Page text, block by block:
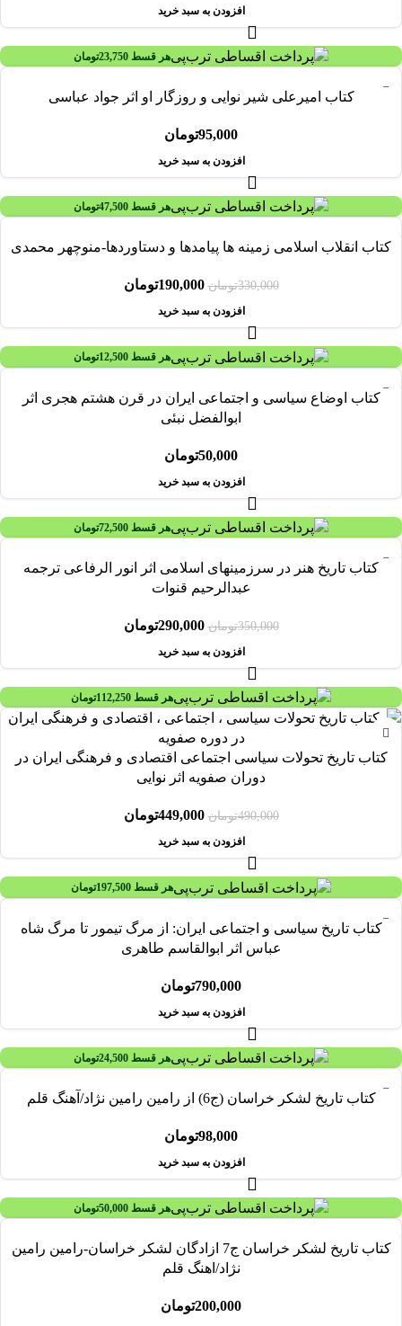
افزودن به سبد خرید
هر قسط 23,750تومان
کتاب امیرعلی شیر نوایی و روزگار او اثر جواد عباسی
95,000تومان
افزودن به سبد خرید
هر قسط 47,500تومان
کتاب انقلاب اسلامی زمینه ها پیامدها و دستاوردها-منوچهر محمدی
330,000تومان 190,000تومان
افزودن به سبد خرید
هر قسط 12,500تومان
کتاب اوضاع سیاسی و اجتماعی ایران در قرن هشتم هجری اثر
ابوالفضل نبئی
50,000تومان
افزودن به سبد خرید
هر قسط 72,500تومان
کتاب تاريخ هنر در سرزمينهای اسلامی اثر انور الرفاعی ترجمه
عبدالرحيم قنوات
350,000تومان 290,000تومان
افزودن به سبد خرید
هر قسط 112,250تومان
-8%
کتاب تاریخ تحولات سیاسی اجتماعی اقتصادی و فرهنگی ایران در
دوران صفویه اثر نوایی
490,000تومان 449,000تومان
افزودن به سبد خرید
هر قسط 197,500تومان
کتاب تاریخ سیاسی و اجتماعی ایران: از مرگ تیمور تا مرگ شاه
عباس اثر ابوالقاسم طاهری
790,000تومان
افزودن به سبد خرید
هر قسط 24,500تومان
کتاب تاریخ لشکر خراسان (ج6) از رامین رامین نژاد/آهنگ قلم
98,000تومان
افزودن به سبد خرید
هر قسط 50,000تومان
کتاب تاریخ لشکر خراسان ج7 ازادگان لشکر خراسان-رامین رامین
نژاد/اهنگ قلم
200,000تومان